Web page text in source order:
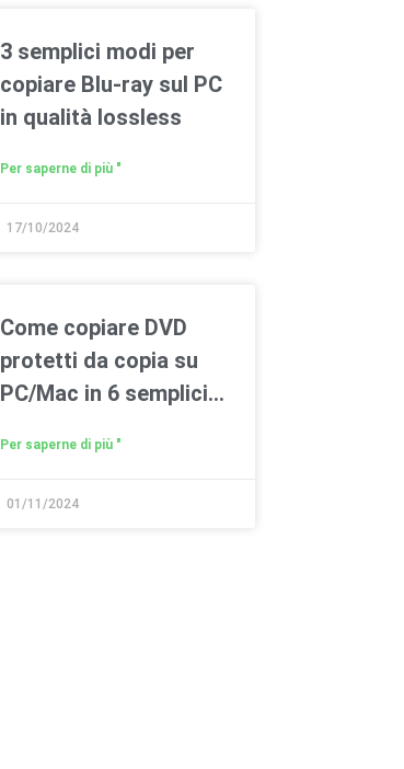
3 semplici modi per
copiare Blu-ray sul PC
in qualità lossless
Per saperne di più "
17/10/2024
Come copiare DVD
protetti da copia su
PC/Mac in 6 semplici
Per saperne di più "
01/11/2024